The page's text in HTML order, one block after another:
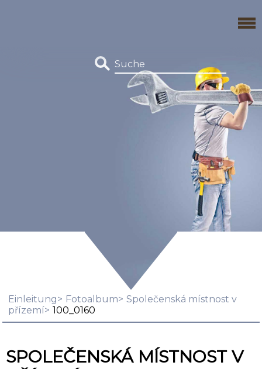
Einleitung Fotoalbum
Společenská místnost v
přízemí
100_0160
SPOLEČENSKÁ MÍSTNOST V